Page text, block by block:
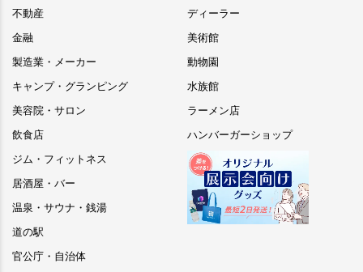
不動産
金融
製造業・メーカー
キャンプ・グランピング
美容院・サロン
飲食店
ジム・フィットネス
居酒屋・バー
温泉・サウナ・銭湯
道の駅
官公庁・自治体
ディーラー
美術館
動物園
水族館
ラーメン店
ハンバーガーショップ